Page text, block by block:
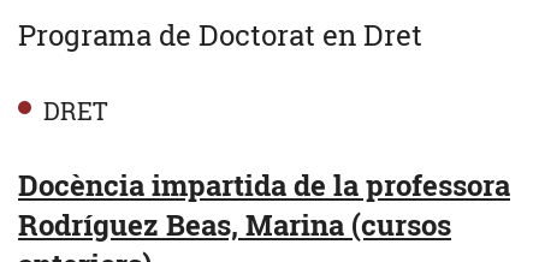
Programa de Doctorat en Dret
DRET
Docència impartida de la professora
Rodríguez Beas, Marina (cursos